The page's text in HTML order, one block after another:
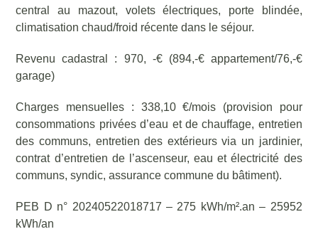
central au mazout, volets électriques, porte blindée,
climatisation chaud/froid récente dans le séjour.
Revenu cadastral : 970, -€ (894,-€ appartement/76,-€
garage)
Charges mensuelles : 338,10 €/mois (provision pour
consommations privées d’eau et de chauffage, entretien
des communs, entretien des extérieurs via un jardinier,
contrat d’entretien de l’ascenseur, eau et électricité des
communs, syndic, assurance commune du bâtiment).
PEB D n° 20240522018717 – 275 kWh/m².an – 25952
kWh/an